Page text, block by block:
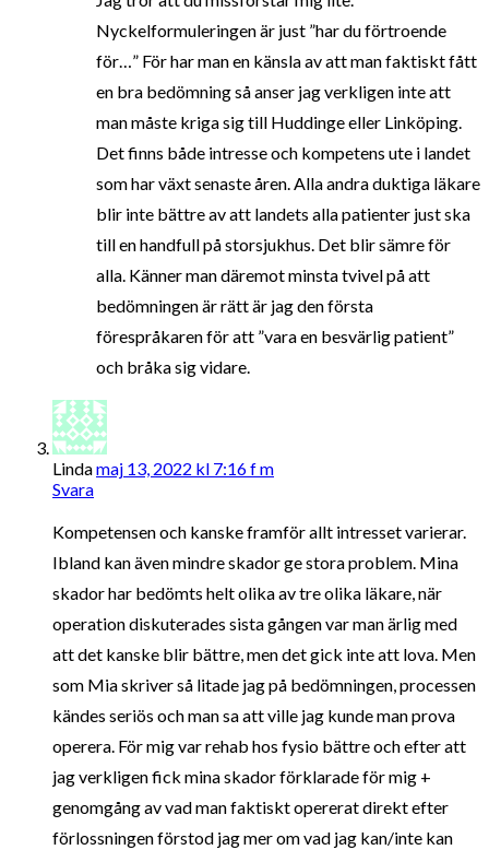
Nyckelformuleringen är just ”har du förtroende
för…” För har man en känsla av att man faktiskt fått
en bra bedömning så anser jag verkligen inte att
man måste kriga sig till Huddinge eller Linköping.
Det finns både intresse och kompetens ute i landet
som har växt senaste åren. Alla andra duktiga läkare
blir inte bättre av att landets alla patienter just ska
till en handfull på storsjukhus. Det blir sämre för
alla. Känner man däremot minsta tvivel på att
bedömningen är rätt är jag den första
förespråkaren för att ”vara en besvärlig patient”
och bråka sig vidare.
Lindamaj 13, 2022 kl 7:16 f m
Svara
Kompetensen och kanske framför allt intresset varierar.
Ibland kan även mindre skador ge stora problem. Mina
skador har bedömts helt olika av tre olika läkare, när
operation diskuterades sista gången var man ärlig med
att det kanske blir bättre, men det gick inte att lova. Men
som Mia skriver så litade jag på bedömningen, processen
kändes seriös och man sa att ville jag kunde man prova
operera. För mig var rehab hos fysio bättre och efter att
jag verkligen fick mina skador förklarade för mig +
genomgång av vad man faktiskt opererat direkt efter
förlossningen förstod jag mer om vad jag kan/inte kan